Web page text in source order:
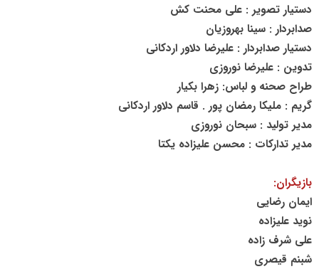
دستیار تصویر : علی محنت کش
صدابردار : سینا بهروزیان
دستیار صدابردار : علیرضا دلاور اردکانی
تدوین : علیرضا نوروزی
طراح صحنه و لباس: زهرا بکیار
گریم : ملیکا رمضان پور . قاسم دلاور اردکانی
مدیر تولید : سبحان نوروزی
مدیر تدارکات : محسن علیزاده یکتا
بازیگران:
ایمان رضایی
نوید علیزاده
علی شرف زاده
شبنم قیصری